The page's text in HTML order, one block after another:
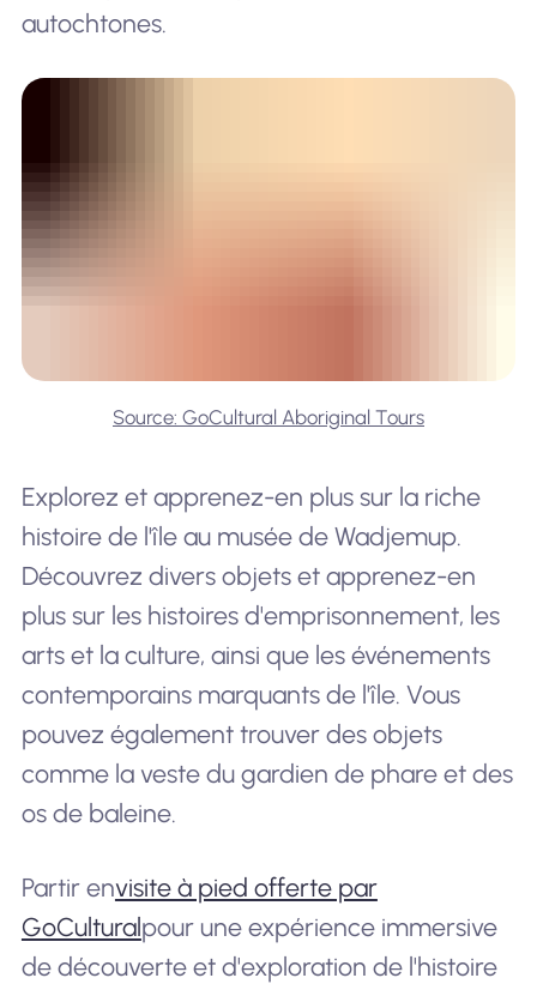
autochtones.
Source: GoCultural Aboriginal Tours
Explorez et apprenez-en plus sur la riche
histoire de l'île au musée de Wadjemup.
Découvrez divers objets et apprenez-en
plus sur les histoires d'emprisonnement, les
arts et la culture, ainsi que les événements
contemporains marquants de l'île. Vous
pouvez également trouver des objets
comme la veste du gardien de phare et des
os de baleine.
Partir envisite à pied offerte par
GoCulturalpour une expérience immersive
de découverte et d'exploration de l'histoire